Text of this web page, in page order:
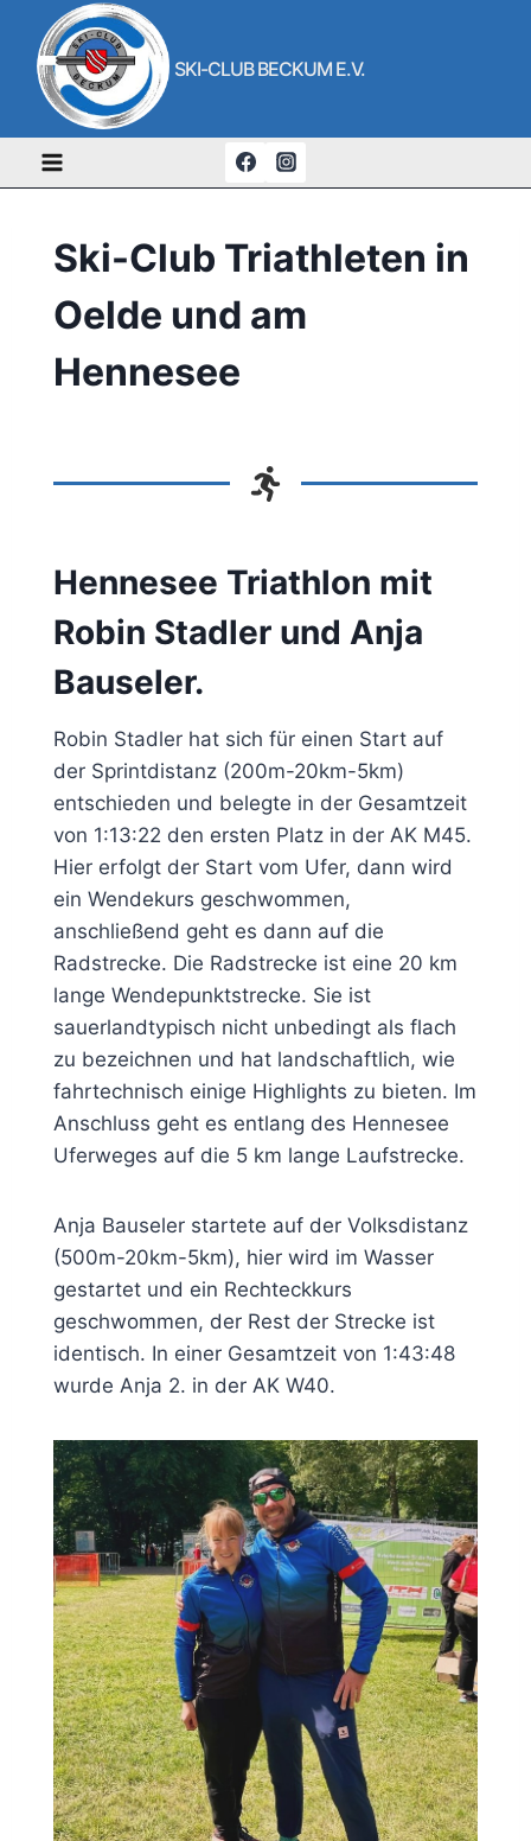
Inhalt
springen
SKI-CLUB BECKUM E.V.
Ski-Club Triathleten in
Oelde und am
Hennesee
Hennesee Triathlon mit
Robin Stadler und Anja
Bauseler.
Robin Stadler hat sich für einen Start auf
der Sprintdistanz (200m-20km-5km)
entschieden und belegte in der Gesamtzeit
von 1:13:22 den ersten Platz in der AK M45.
Hier erfolgt der Start vom Ufer, dann wird
ein Wendekurs geschwommen,
anschließend geht es dann auf die
Radstrecke. Die Radstrecke ist eine 20 km
lange Wendepunktstrecke. Sie ist
sauerlandtypisch nicht unbedingt als flach
zu bezeichnen und hat landschaftlich, wie
fahrtechnisch einige Highlights zu bieten. Im
Anschluss geht es entlang des Hennesee
Uferweges auf die 5 km lange Laufstrecke.
Anja Bauseler startete auf der Volksdistanz
(500m-20km-5km), hier wird im Wasser
gestartet und ein Rechteckkurs
geschwommen, der Rest der Strecke ist
identisch. In einer Gesamtzeit von 1:43:48
wurde Anja 2. in der AK W40.